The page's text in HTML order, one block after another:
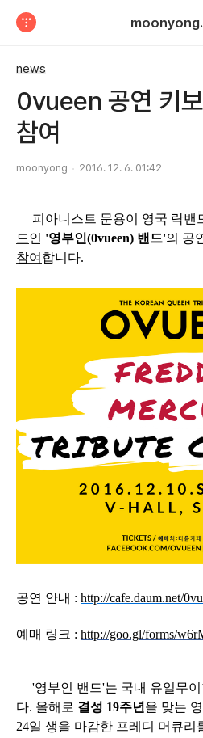
news
0vueen 공연 키
참여
moonyong 2016. 12. 6. 01:42
피아니스트 문용이 영국 락밴
드인 '영부인(0vueen) 밴드'의 공
참여 합니다.
공연 안내 : http://cafe.daum.net/
예매 링크 : http://goo.gl/forms/
'영부인 밴드'는 국내 유일무이
다. 올해로 결성 19주년 을 맞는
24일 생을 마감한 프레디 머큐리